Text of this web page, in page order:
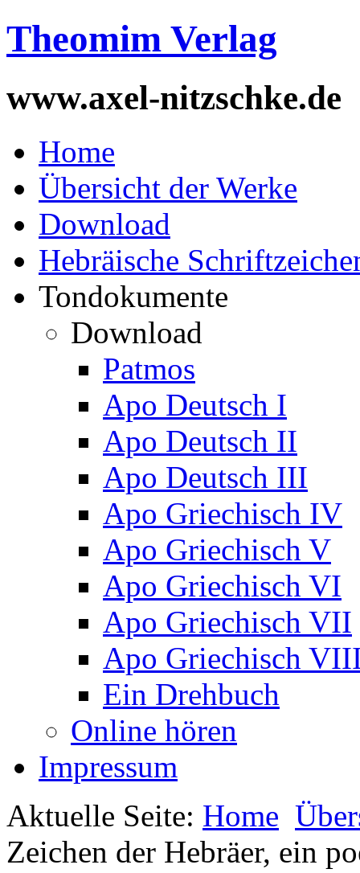
Theomim Verlag
www.axel-nitzschke.de
Home
Übersicht der Werke
Download
Hebräische
Tondokumente
Download
Patmos
Apo Deutsch I
Apo Deutsch II
Apo Deutsch III
Apo Griechisch IV
Apo Griechisch V
Apo Griechisch VI
Apo Griechisch VII
Apo Griechisch
Ein Drehbuch
Online hören
Impressum
Aktuelle Seite: Home
Zeichen der Hebräer, ein